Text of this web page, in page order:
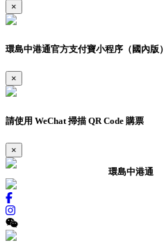
×
環島中港通官方支付寶小程序（國內版）
×
請使用 WeChat 掃描 QR Code 購票
×
環島中港通